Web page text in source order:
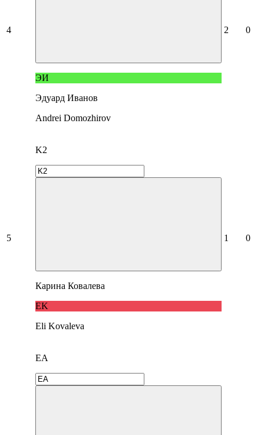
4
ЭИ
Эдуард Иванов
Andrei Domozhirov
2 0
5
K2
Карина Ковалева
EK
Eli Kovaleva
1 0
EA